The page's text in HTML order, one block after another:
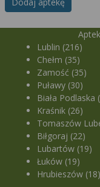
Dodaj aptekę
Lublin (216)
Chełm (35)
Zamość (35)
Puławy (30)
Biała Podlaska
Kraśnik (26)
Tomaszów
Biłgoraj (22)
Lubartów (19)
Łuków (19)
Hrubieszów (18)